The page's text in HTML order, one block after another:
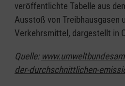
veröffentlichte Tabelle aus
Ausstoß von Treibhausgasen
Verkehrsmittel, dargestellt in
Quelle:
der-durchschnittlichen-